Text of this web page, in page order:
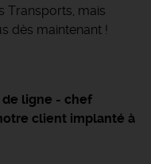
Transports, mais
dès maintenant !
ligne - chef
client implanté à